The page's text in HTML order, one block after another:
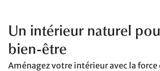
Un intérieur naturel
bien-être
Aménagez votre intérieur avec la force